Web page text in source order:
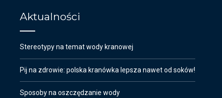
Aktualności
Stereotypy na temat wody kranowej
Pij na zdrowie: polska kranówka lepsza nawet od soków!
Sposoby na oszczędzanie wody